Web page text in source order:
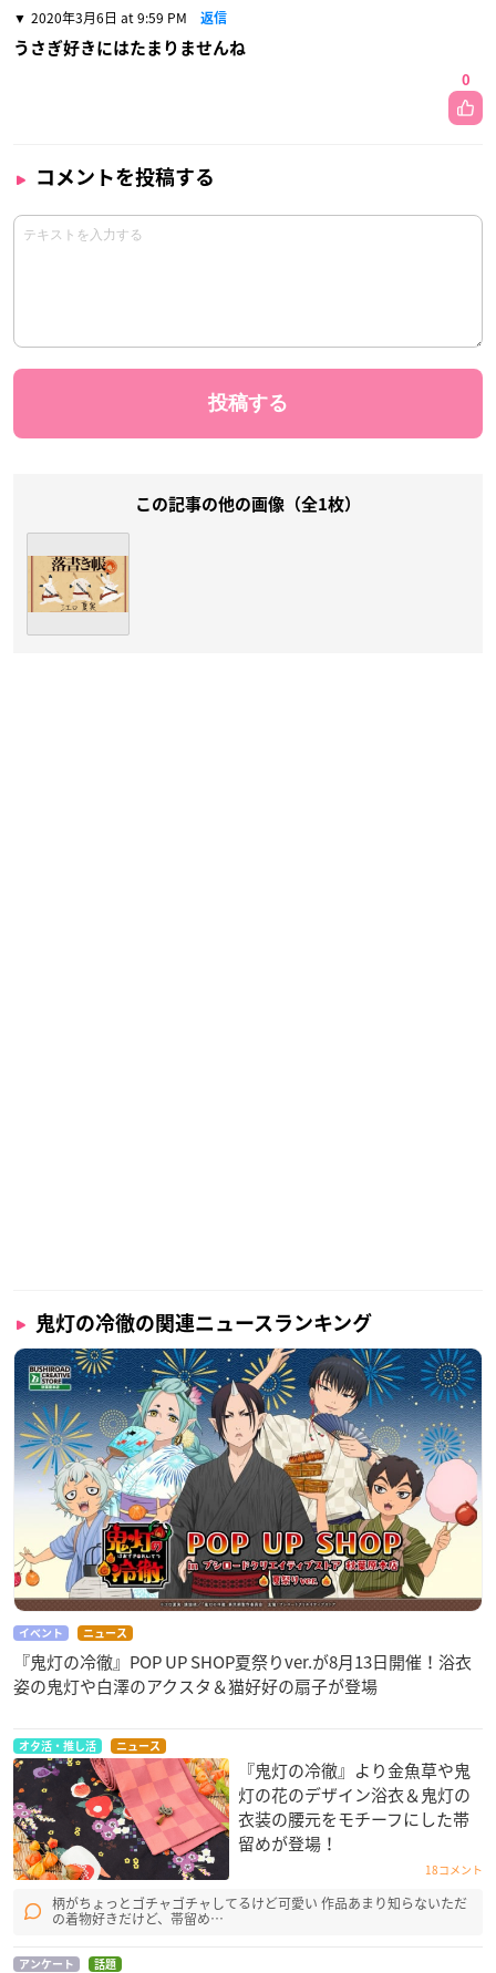
2020年3月6日 at 9:59 PM 返信
うさぎ好きにはたまりませんね
0
コメントを投稿する
この記事の他の画像（全1枚）
鬼灯の冷徹の関連ニュースランキング
イベント ニュース
『鬼灯の冷徹』POP UP SHOP夏祭りver.が8月13日開催！浴衣
姿の鬼灯や白澤のアクスタ＆猫好好の扇子が登場
オタ活・推し活 ニュース
『鬼灯の冷徹』より金魚草や鬼
灯の花のデザイン浴衣＆鬼灯の
衣装の腰元をモチーフにした帯
留めが登場！
18コメント
柄がちょっとゴチャゴチャしてるけど可愛い 作品あまり知らないただ
の着物好きだけど、帯留め…
アンケート 話題